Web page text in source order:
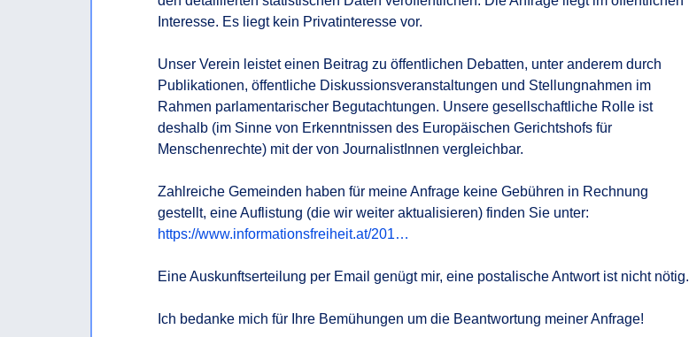
Interesse. Es liegt kein Privatinteresse vor.
Unser Verein leistet einen Beitrag zu öffentlichen Debatten, unter anderem durch
Publikationen, öffentliche Diskussionsveranstaltungen und Stellungnahmen im
Rahmen parlamentarischer Begutachtungen. Unsere gesellschaftliche Rolle ist
deshalb (im Sinne von Erkenntnissen des Europäischen Gerichtshofs für
Menschenrechte) mit der von JournalistInnen vergleichbar.
Zahlreiche Gemeinden haben für meine Anfrage keine Gebühren in Rechnung
https://www.informationsfreiheit.at/201…
Eine Auskunftserteilung per Email genügt mir, eine postalische Antwort ist nicht nötig.
Ich bedanke mich für Ihre Bemühungen um die Beantwortung meiner Anfrage!